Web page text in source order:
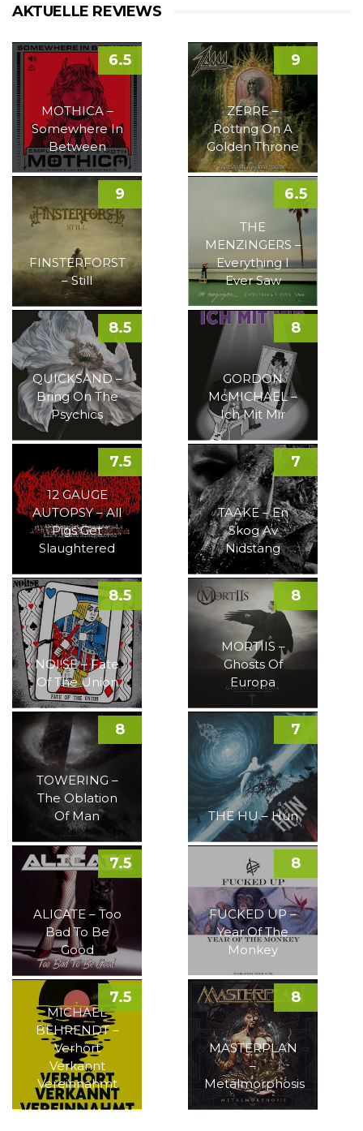
AKTUELLE REVIEWS
MOTHICA –
Somewhere In
Between
6.5
ZERRE –
Rotting On A
Golden Throne
9
FINSTERFORST
– Still
9
THE
MENZINGERS –
Everything I
Ever Saw
6.5
QUICKSAND –
Bring On The
Psychics
8.5
GORDON
McMICHAEL –
Ich Mit Mir
8
12 GAUGE
AUTOPSY – All
Pigs Get
Slaughtered
7.5
TAAKE – En
Skog Av
Nidstang
7
NOI!SE – Fate
Of The Union
8.5
MORTIIS –
Ghosts Of
Europa
8
TOWERING –
The Oblation
Of Man
8
THE HU – Hun
7
ALICATE – Too
Bad To Be
Good
7.5
FUCKED UP –
Year Of The
Monkey
8
MICHAEL
BEHRENDT –
Verhört
Verkannt
Vereinnahmt
7.5
MASTERPLAN
–
Metalmorphosis
8